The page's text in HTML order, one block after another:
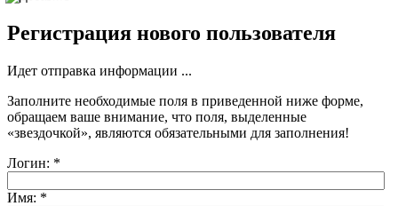
Регистрация нового пользователя
Идет отправка информации ...
Заполните необходимые поля в приведенной ниже форме,
обращаем ваше внимание, что поля, выделенные
«звездочкой», являются обязательными для заполнения!
Логин: *
Имя: *